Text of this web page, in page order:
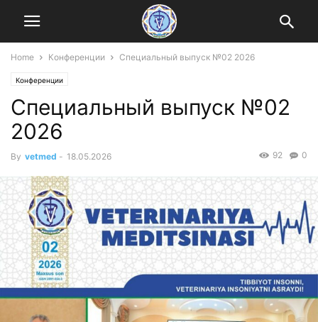
Home Конференции Специальный выпуск №02 2026
Конференции
Специальный выпуск №02
2026
By vetmed - 18.05.2026 0
92